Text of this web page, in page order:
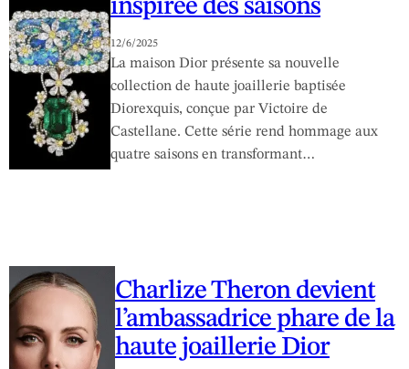
inspirée des saisons
12/6/2025
La maison Dior présente sa nouvelle
collection de haute joaillerie baptisée
Diorexquis, conçue par Victoire de
Castellane. Cette série rend hommage aux
quatre saisons en transformant…
Charlize Theron devient
l’ambassadrice phare de la
haute joaillerie Dior